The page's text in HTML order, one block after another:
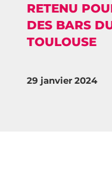
RETENU
DES BARS
TOULOUSE
29 janvier 2024